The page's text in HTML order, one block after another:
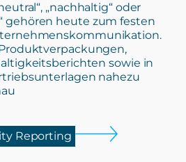
„nachhaltig“ oder
gehören heute zum festen
sowie in
nahezu
Reporting